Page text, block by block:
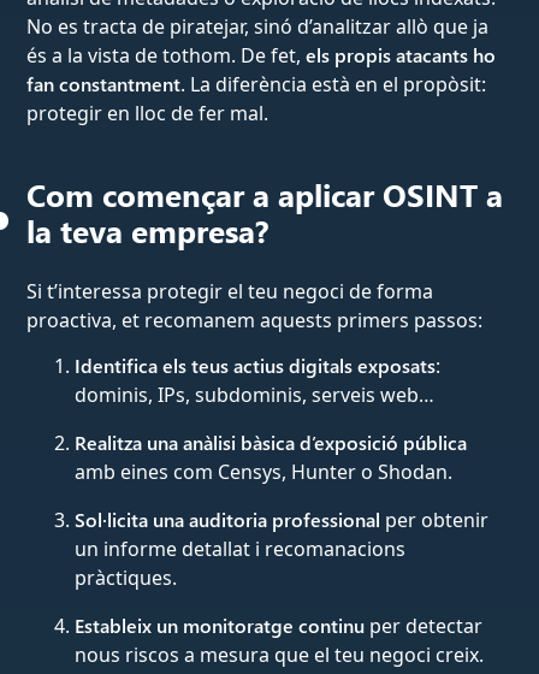
No es tracta de piratejar, sinó d’analitzar allò que ja
és a la vista de tothom. De fet,els propis atacants ho
fan constantment. La diferència està en el propòsit:
protegir en lloc de fer mal.
Com començar a aplicar OSINT a
la teva empresa?
Si t’interessa protegir el teu negoci de forma
proactiva, et recomanem aquests primers passos:
Identifica els teus actius digitals exposats:
dominis, IPs, subdominis, serveis web…
Realitza una anàlisi bàsica d’exposició pública
amb eines com Censys, Hunter o Shodan.
Sol·licita una auditoria professional per obtenir
un informe detallat i recomanacions
pràctiques.
Estableix un monitoratge continu per detectar
nous riscos a mesura que el teu negoci creix.